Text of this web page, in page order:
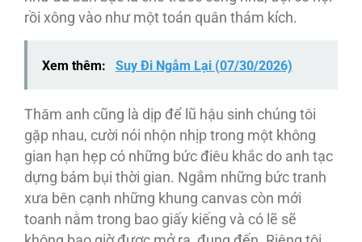
rồi xông vào như một toán quân thám kích.
Xem thêm: Suy Đi Ngẫm Lại (07/30/2026)
Thăm anh cũng là dịp để lũ hậu sinh chúng tôi
gặp nhau, cười nói nhộn nhịp trong một không
gian hạn hẹp có những bức điêu khắc do anh tạc
dựng bám bụi thời gian. Ngắm những bức tranh
xưa bên cạnh những khung canvas còn mới
toanh nằm trong bao giấy kiếng và có lẽ sẽ